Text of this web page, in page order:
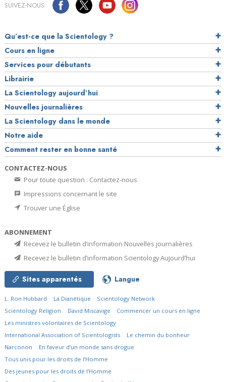
SUIVEZ-NOUS
Qu’est-ce que la Scientology ?
Cours en ligne
Services pour débutants
Librairie
La Scientology aujourd’hui
Nouvelles journalières
La Scientology dans le monde
Notre aide
Comment rester en bonne santé
CONTACTEZ-NOUS
Pour toute question : Contactez-nous
Impressions concernant le site
Trouver une Église
ABONNEMENT
Recevez le bulletin d’information Nouvelles journalières
Recevez le bulletin d’information Scientology Aujourd’hui
Sites apparentés Langue
L. Ron Hubbard La Dianétique
Scientology Network
Scientology Religion
David Miscavige
Commencer un cours en ligne
Les ministres volontaires de Scientology
International Association of Scientologists
Le chemin du bonheur
Narconon
En faveur d’un monde sans drogue
Tous unis pour les droits de l’Homme
Des jeunes pour les droits de l’Homme